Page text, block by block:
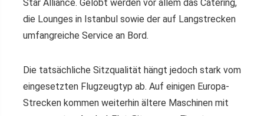
Star Alliance. Gelobt werden vor allem das Catering,
die Lounges in Istanbul sowie der auf Langstrecken
umfangreiche Service an Bord.
Die tatsächliche Sitzqualität hängt jedoch stark vom
eingesetzten Flugzeugtyp ab. Auf einigen Europa-
Strecken kommen weiterhin ältere Maschinen mit